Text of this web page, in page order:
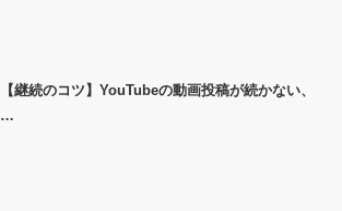
【継続のコツ】YouTubeの動画投稿が続かない、
…